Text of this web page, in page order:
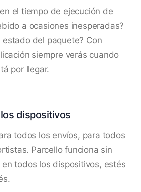
el tiempo de ejecución de
a ocasiones inesperadas?
estado del paquete? Con
siempre verás cuando
por llegar.
dispositivos
todos los envíos, para todos
Parcello funciona sin
todos los dispositivos, estés